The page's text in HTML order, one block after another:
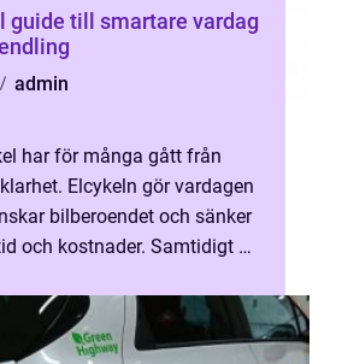
admin
har för många gått från
Elcykeln gör vardagen
bilberoendet och sänker
och kostnader. Samtidigt är